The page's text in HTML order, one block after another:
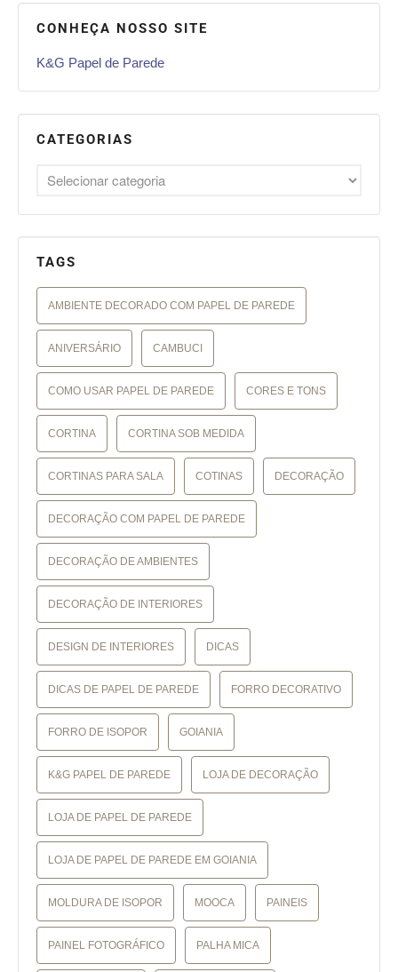
CONHEÇA NOSSO SITE
K&G Papel de Parede
CATEGORIAS
TAGS
AMBIENTE DECORADO COM PAPEL DE PAREDE
ANIVERSÁRIO CAMBUCI
COMO USAR PAPEL DE PAREDE CORES E TONS
CORTINA CORTINA SOB MEDIDA
CORTINAS PARA SALA COTINAS DECORAÇÃO
DECORAÇÃO COM PAPEL DE PAREDE
DECORAÇÃO DE AMBIENTES
DECORAÇÃO DE INTERIORES
DESIGN DE INTERIORES DICAS
DICAS DE PAPEL DE PAREDE FORRO DECORATIVO
FORRO DE ISOPOR GOIANIA
K&G PAPEL DE PAREDE LOJA DE DECORAÇÃO
LOJA DE PAPEL DE PAREDE
LOJA DE PAPEL DE PAREDE EM GOIANIA
MOLDURA DE ISOPOR MOOCA PAINEIS
PAINEL FOTOGRÁFICO PALHA MICA